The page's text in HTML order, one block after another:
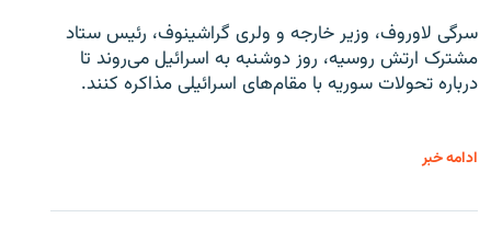
سرگی لاوروف، وزیر خارجه و ولری گراشینوف، رئیس ستاد
مشترک ارتش روسیه، روز دوشنبه به اسرائیل می‌روند تا
درباره تحولات سوریه با مقام‌های اسرائیلی مذاکره کنند.
ادامه خبر